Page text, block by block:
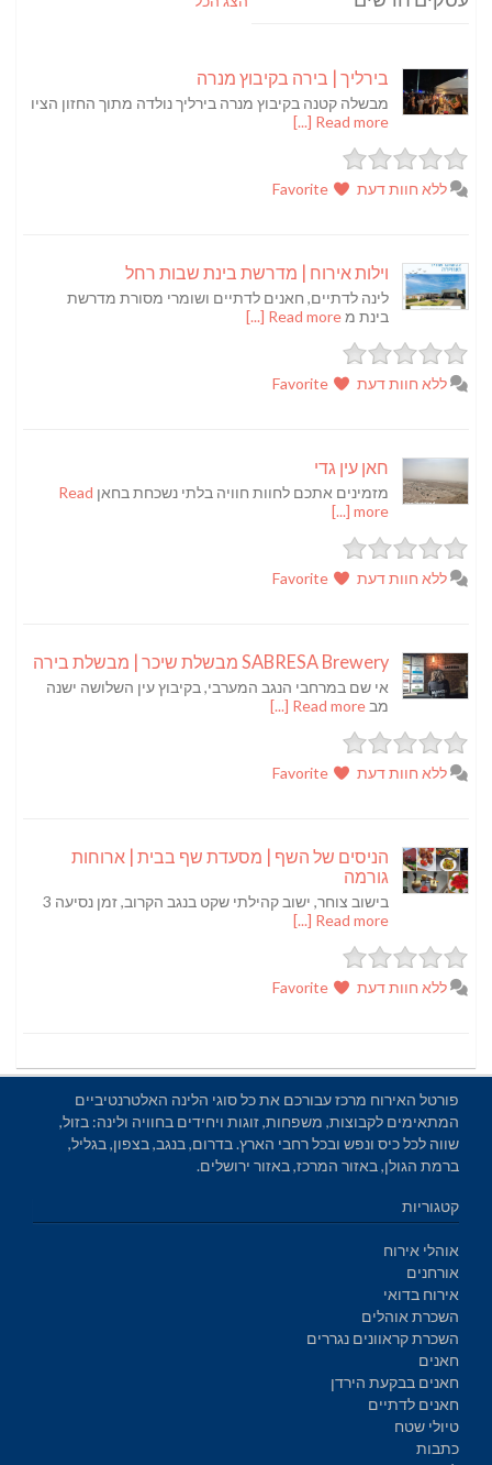
בירליך | בירה בקיבוץ מנרה
מבשלה קטנה בקיבוץ מנרה בירליך נולדה מתוך החזון הציו
Read more [...]
ללא חוות דעת
וילות אירוח | מדרשת בינת שבות רחל
לינה לדתיים, חאנים לדתיים ושומרי מסורת מדרשת
בינת מRead more [...]
ללא חוות דעת
חאן עין גדי
מזמינים אתכם לחוות חוויה בלתי נשכחת בחאן Read
more [...]
ללא חוות דעת
SABRESA Brewery מבשלת שיכר | מבשלת בירה
אי שם במרחבי הנגב המערבי, בקיבוץ עין השלושה ישנה
מבRead more [...]
ללא חוות דעת
הניסים של השף | מסעדת שף בבית | ארוחות
גורמה
בישוב צוחר, ישוב קהילתי שקט בנגב הקרוב, זמן נסיעה 3
Read more [...]
ללא חוות דעת
פורטל האירוח מרכז עבורכם את כל סוגי הלינה האלטרנטיביים
המתאימים לקבוצות, משפחות, זוגות ויחידים בחוויה ולינה: בזול,
שווה לכל כיס ונפש ובכל רחבי הארץ. בדרום, בנגב, בצפון, בגליל,
ברמת הגולן, באזור המרכז, באזור ירושלים.
קטגוריות
אוהלי אירוח
אורחנים
אירוח בדואי
השכרת אוהלים
השכרת קראוונים נגררים
חאנים
חאנים בבקעת הירדן
חאנים לדתיים
טיולי שטח
כתבות